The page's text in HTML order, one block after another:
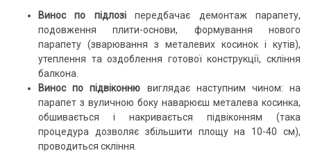
Винос по підлозіпередбачає демонтаж парапету,
подовження плити-основи, формування нового
парапету (зварювання з металевих косинок і кутів),
утеплення та оздоблення готової конструкції, скління
балкона.
Винос по підвіконню виглядає наступним чином: на
парапет з вуличною боку наварюєш металева косинка,
обшивається і накривається підвіконням (така
процедура дозволяє збільшити площу на 10-40 см),
проводиться скління.